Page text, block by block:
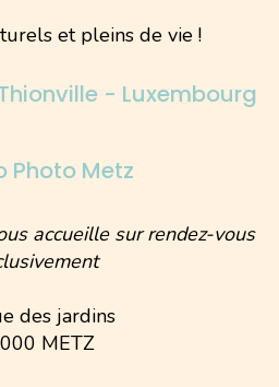
et pleins de vie !
- Luxembourg
Photo Metz
accueille sur rendez-vous
des jardins
METZ